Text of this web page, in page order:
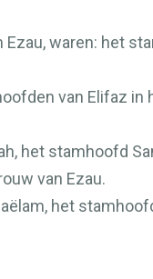
waren: het
van Elifaz in
het stamhoofd
van Ezau.
het